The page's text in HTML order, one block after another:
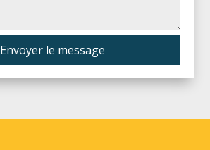
Envoyer le message